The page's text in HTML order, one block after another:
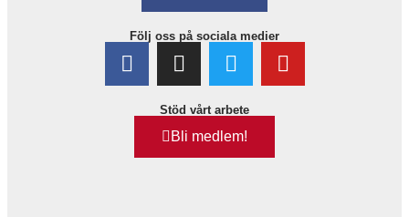
Följ oss på sociala medier
Stöd vårt arbete
Bli medlem!